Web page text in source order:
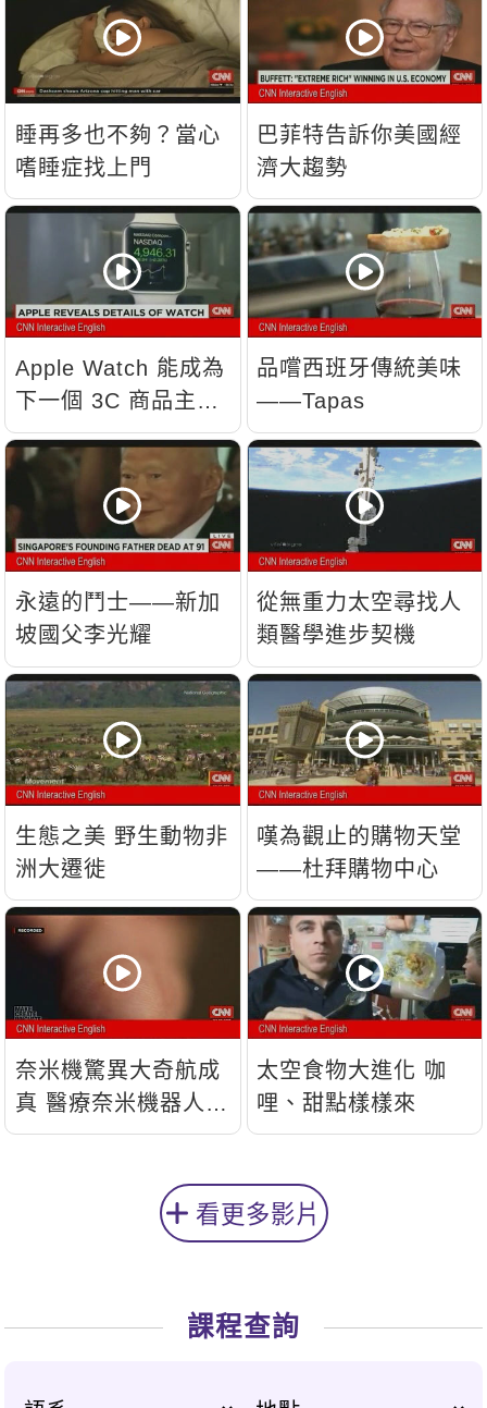
睡再多也不夠？當心
嗜睡症找上門
巴菲特告訴你美國經
濟大趨勢
Apple Watch 能成為
下一個 3C 商品主
流？
品嚐西班牙傳統美味
——Tapas
永遠的鬥士——新加
坡國父李光耀
從無重力太空尋找人
類醫學進步契機
生態之美 野生動物非
洲大遷徙
嘆為觀止的購物天堂
——杜拜購物中心
奈米機驚異大奇航成
真 醫療奈米機器人問
世
太空食物大進化 咖
哩、甜點樣樣來
看更多影片
課程查詢